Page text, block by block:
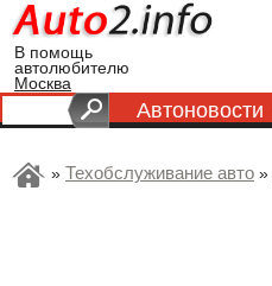
В помощь
автолюбителю
Москва
Автоновости
» Техобслуживание авто »